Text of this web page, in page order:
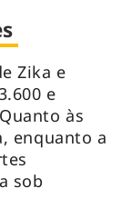
Zika e
e
às
enquanto a
sob